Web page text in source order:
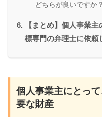
どちらが良いですか？
【まとめ】個人事業
標専門の弁理士に依頼
個人事業主にとっ
要な財産